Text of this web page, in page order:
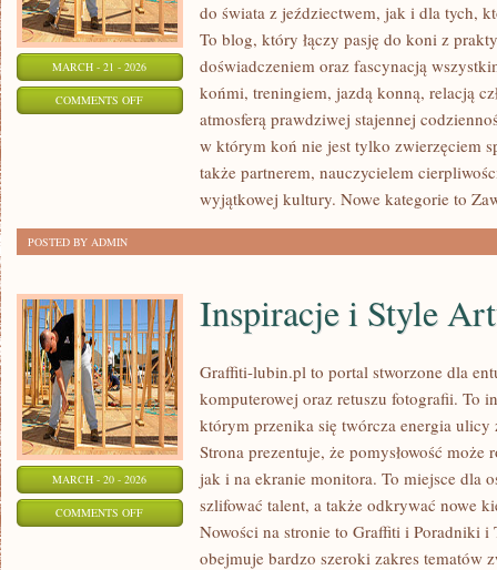
MARCH - 21 - 2026
COMMENTS OFFON
JEŹDZIECTWO
do świata z jeździectwem, jak i dla tych,
To blog, który łączy pasję do koni z
doświadczeniem oraz fascynacją
końmi, treningiem, jazdą konną, relacją
atmosferą prawdziwej stajennej
w którym koń nie jest tylko zwierzęciem
także partnerem, nauczycielem
wyjątkowej kultury. Nowe kategorie to
POSTED BY ADMIN
MARCH - 20 - 2026
COMMENTS OFFON
INSPIRACJE
Inspiracje i Style
Graffiti-lubin.pl to portal stworzone dla
komputerowej oraz retuszu fotografii. To
którym przenika się twórcza energia
Strona prezentuje, że pomysłowość
jak i na ekranie monitora. To miejsce dla
szlifować talent, a także odkrywać nowe
Nowości na stronie to Graffiti i Poradniki i
obejmuje bardzo szeroki zakres tematów